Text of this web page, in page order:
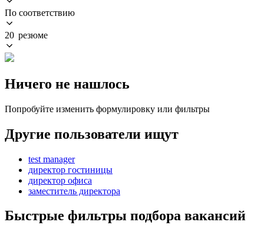
По соответствию
20 резюме
Ничего не нашлось
Попробуйте изменить формулировку или фильтры
Другие пользователи ищут
test manager
директор гостиницы
директор офиса
заместитель директора
Быстрые фильтры подбора вакансий